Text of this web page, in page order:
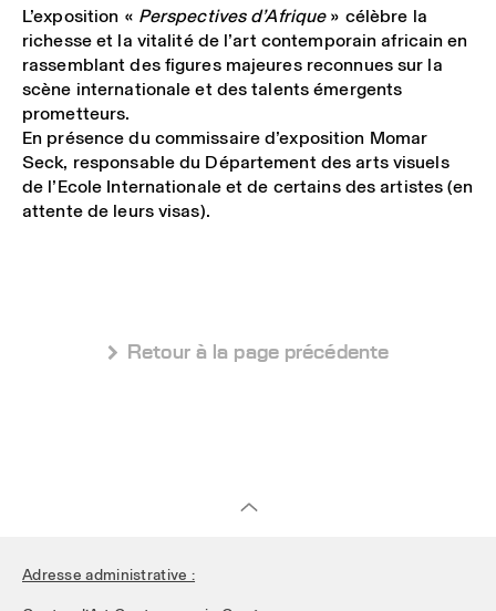
L’exposition « Perspectives d’Afrique» célèbre la
richesse et la vitalité de l’art contemporain africain en
rassemblant des figures majeures reconnues sur la
scène internationale et des talents émergents
prometteurs.
En présence du commissaire d’exposition Momar
Seck, responsable du Département des arts visuels
de l’Ecole Internationale et de certains des artistes (en
attente de leurs visas).
 Retour à la page précédente
Adresse administrative :